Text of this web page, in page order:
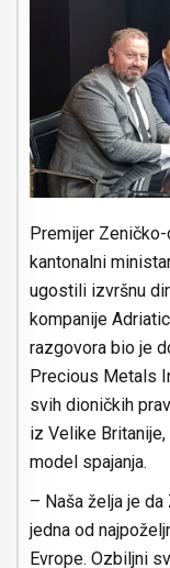
Premijer
kantonalni
ugostili izvršnu
kompanije
razgovora bio je
Precious Metals
svih dioničkih
iz Velike
model spajanja.
– Naša želja je
jedna od
Evrope. Ozbiljni